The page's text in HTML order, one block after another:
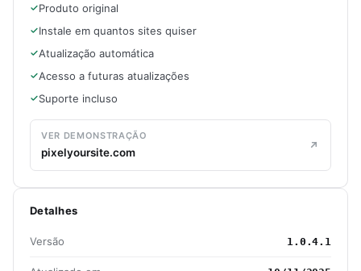
Produto original
Instale em quantos sites quiser
Atualização automática
Acesso a futuras atualizações
Suporte incluso
VER DEMONSTRAÇÃO
pixelyoursite.com
Detalhes
Versão 1.0.4.1